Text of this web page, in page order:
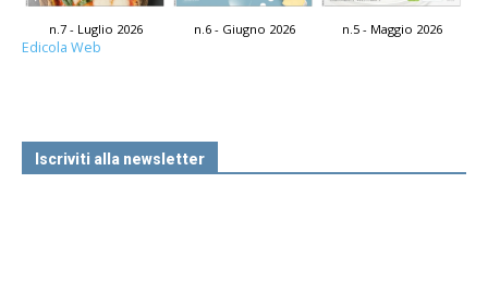
n.7 - Luglio 2026 n.6 - Giugno 2026 n.5 - Maggio 2026
Edicola Web
Iscriviti alla newsletter